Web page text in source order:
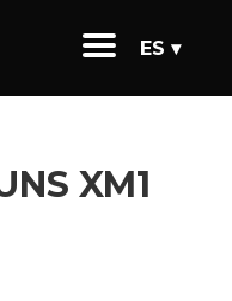
ES ▾
XM1